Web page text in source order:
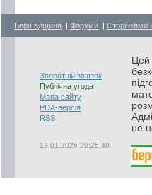
Бершадщина | Форуми | Сторінками
Зворотній зв'язок
Публічна угода
Мапа сайту
PDA-версія
RSS
13.01.2026 20:25:40
Цей
не